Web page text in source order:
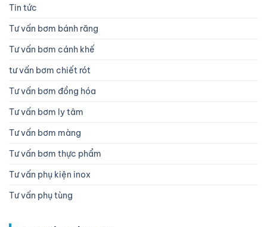
Tin tức
Tư vấn bơm bánh răng
Tư vấn bơm cánh khế
tư vấn bơm chiết rót
Tư vấn bơm đồng hóa
Tư vấn bơm ly tâm
Tư vấn bơm màng
Tư vấn bơm thực phẩm
Tư vấn phụ kiện inox
Tư vấn phụ tùng